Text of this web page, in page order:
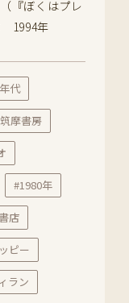
『ぼくはプレ
1994年
代
摩書房
#1980年
店
ピー
ラン